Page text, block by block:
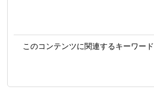
このコンテンツに関連するキーワード